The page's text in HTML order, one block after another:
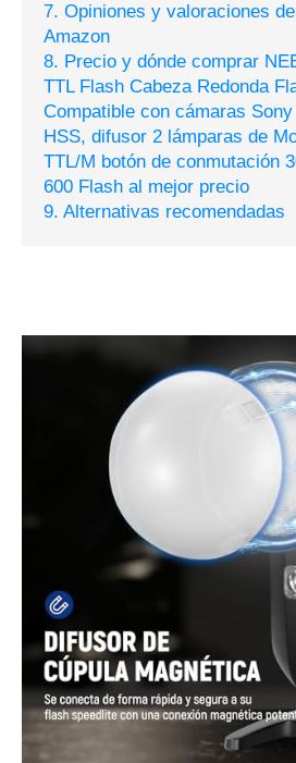
7. Opiniones y valoraciones
Amazon
8. Precio y dónde comprar
TTL Flash Cabeza Redonda
Compatible con cámaras
HSS, difusor 2 lámparas de
TTL/M botón de conmutación
600 Flash al mejor precio
9. Alternativas recomendadas